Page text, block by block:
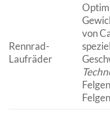
Rennrad-
Laufräder
von